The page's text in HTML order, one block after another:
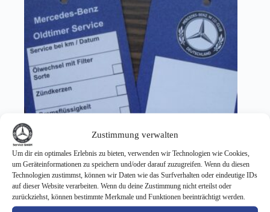
Zustimmung verwalten
Um dir ein optimales Erlebnis zu bieten, verwenden wir Technologien wie Cookies,
um Geräteinformationen zu speichern und/oder darauf zuzugreifen. Wenn du diesen
Technologien zustimmst, können wir Daten wie das Surfverhalten oder eindeutige IDs
auf dieser Website verarbeiten. Wenn du deine Zustimmung nicht erteilst oder
zurückziehst, können bestimmte Merkmale und Funktionen beeinträchtigt werden.